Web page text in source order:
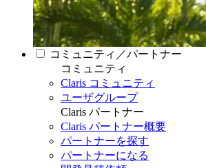
コミュニティ／パートナー
コミュニティ
Claris コミュニティ
ユーザグループ
Claris パートナー
Claris パートナー概要
パートナーを探す
パートナーになる